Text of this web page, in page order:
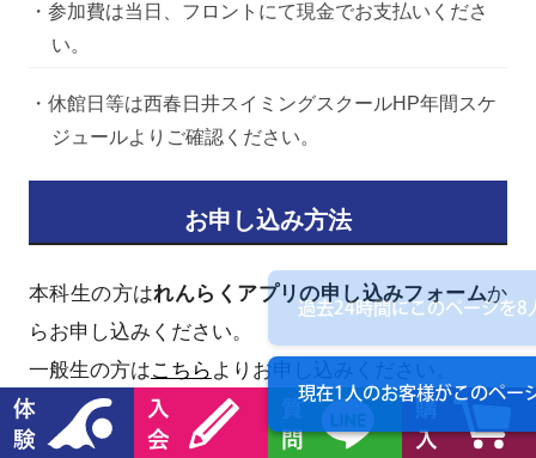
・参加費は当日、フロントにて現金でお支払いくださ
い。
・休館日等は西春日井スイミングスクールHP年間スケ
ジュールよりご確認ください。
お申し込み方法
本科生の方はれんらくアプリの申し込みフォームか
らお申し込みください。
一般生の方はこちら よりお申し込みください。
過去24時間にこのページを8
現在1人のお客様がこのペー